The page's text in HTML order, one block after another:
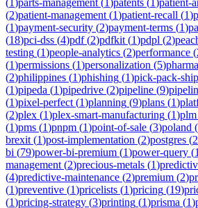
(2)patient-management (1)patient-recall (1)
(1)payment-security (2)payment-terms (1)
(18)pci-dss (4)pdf(2)pdfkit (1)pdpl (2)
testing (1)people-analytics (2)performance (
(1)permissions (1)personalization (5)pharma
(2)philippines (1)phishing (1)pick-pack-ship
(1)pipeda (1)pipedrive (2)pipeline (9)
(1)pixel-perfect (1)planning (9)plans (1)
(2)plex (1)plex-smart-manufacturing (1)plm
(1)pms (1)pnpm (1)point-of-sale (3)poland (
brexit (1)post-implementation (2)postgres (2
bi (79)power-bi-premium (1)power-query (1
management (2)precious-metals (1)
(4)predictive-maintenance (2)premium (2)
(1)preventive (1)pricelists (1)pricing (19)
(1)pricing-strategy (3)printing (1)prisma (1)